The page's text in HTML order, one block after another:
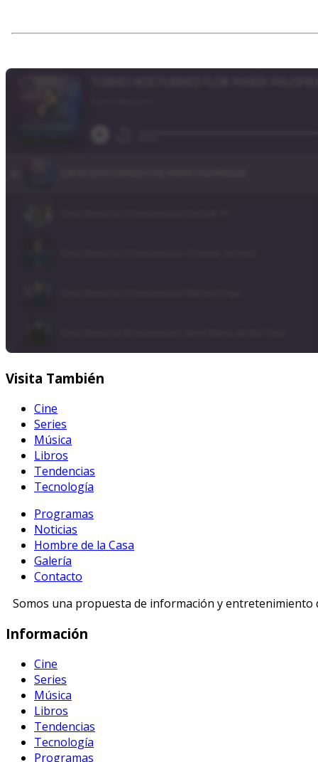
Visita También
Cine
Series
Música
Libros
Tendencias
Tecnología
Programas
Noticias
Hombre de la Casa
Galería
Contacto
Somos una propuesta de información y
Información
Cine
Series
Música
Libros
Tendencias
Tecnología
Programas